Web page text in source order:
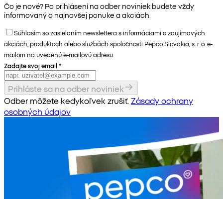
Čo je nové? Po prihlásení na odber noviniek budete vždy
informovaný o najnovšej ponuke a akciách.
Súhlasím so zasielaním newslettera s informáciami o zaujímavých
akciách, produktoch alebo službách spoločnosti Pepco Slovakia, s. r. o. e-
mailom na uvedenú e-mailovú adresu.
Zadajte svoj email *
Prihláste sa na odber noviniek
Odber môžete kedykoľvek zrušiť. Zásady ochrany
osobných údajov